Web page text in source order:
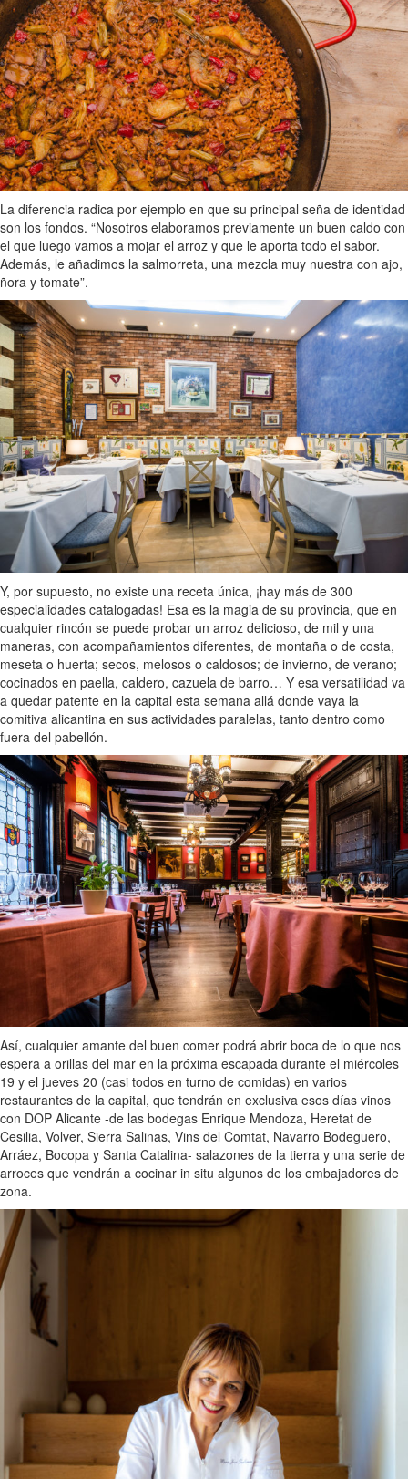
La diferencia radica por ejemplo en que su principal seña de identidad
son los fondos. “Nosotros elaboramos previamente un buen caldo con
el que luego vamos a mojar el arroz y que le aporta todo el sabor.
Además, le añadimos la salmorreta, una mezcla muy nuestra con ajo,
ñora y tomate”.
Y, por supuesto, no existe una receta única, ¡hay más de 300
especialidades catalogadas! Esa es la magia de su provincia, que en
cualquier rincón se puede probar un arroz delicioso, de mil y una
maneras, con acompañamientos diferentes, de montaña o de costa,
meseta o huerta; secos, melosos o caldosos; de invierno, de verano;
cocinados en paella, caldero, cazuela de barro… Y esa versatilidad va
a quedar patente en la capital esta semana allá donde vaya la
comitiva alicantina en sus actividades paralelas, tanto dentro como
fuera del pabellón.
Así, cualquier amante del buen comer podrá abrir boca de lo que nos
espera a orillas del mar en la próxima escapada durante el miércoles
19 y el jueves 20 (casi todos en turno de comidas) en varios
restaurantes de la capital, que tendrán en exclusiva esos días vinos
con DOP Alicante -de las bodegas Enrique Mendoza, Heretat de
Cesilia, Volver, Sierra Salinas, Vins del Comtat, Navarro Bodeguero,
Arráez, Bocopa y Santa Catalina- salazones de la tierra y una serie de
arroces que vendrán a cocinar in situ algunos de los embajadores de
zona.